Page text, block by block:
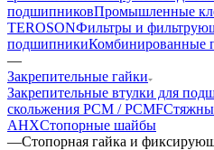
подшипниковПромышленные
TEROSONФильтры и
подшипникиКомбинированные
—
Закрепительные гайки
Закрепительные втулки для
скольжения PCM / PCMF
AHXСтопорные шайбы
—Стопорная гайка и